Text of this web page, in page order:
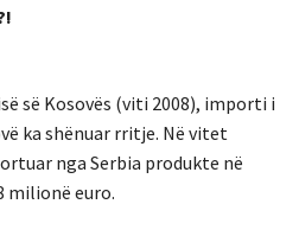
së Kosovës (viti 2008), importi i
ka shënuar rritje. Në vitet
nga Serbia produkte në
milionë euro.